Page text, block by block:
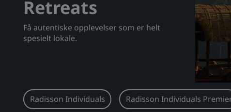
Retreats
Få autentiske opplevelser som er helt
spesielt lokale.
Radisson Individuals Radisson Individuals